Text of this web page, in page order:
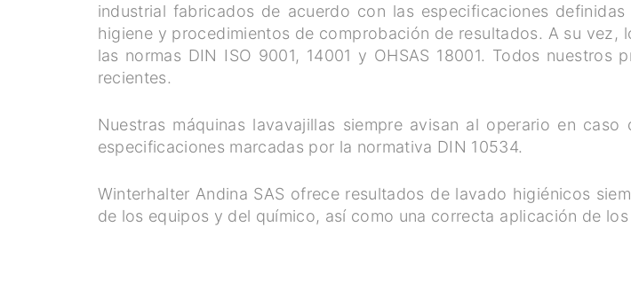
industrial fabricados de acuerdo con las especificaciones
higiene y procedimientos de comprobación de resultados. A su
las normas DIN ISO 9001, 14001 y OHSAS 18001. Todos
recientes.
Nuestras máquinas lavavajillas siempre avisan al operario en
especificaciones marcadas por la normativa DIN 10534.
Winterhalter Andina SAS ofrece resultados de lavado higiénicos
de los equipos y del químico, así como una correcta aplicación de